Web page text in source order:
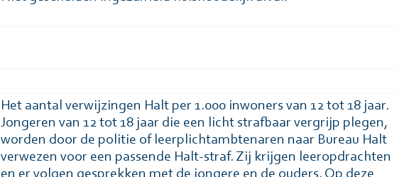
Het aantal verwijzingen Halt per 1.000 inwoners van 12 tot 18 jaar.
Jongeren van 12 tot 18 jaar die een licht strafbaar vergrijp plegen,
worden door de politie of leerplichtambtenaren naar Bureau Halt
verwezen voor een passende Halt-straf. Zij krijgen leeropdrachten